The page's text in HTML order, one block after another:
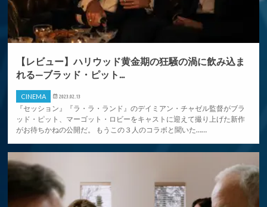
【レビュー】ハリウッド黄金期の狂騒の渦に飲み込ま
れる—ブラッド・ピット...
CINEMA 2023.02.13
『セッション』『ラ・ラ・ランド』のデイミアン・チャゼル監督がブラ
ッド・ピット、マーゴット・ロビーをキャストに迎えて撮り上げた新作
がお待ちかねの公開だ。 もうこの３人のコラボと聞いた……